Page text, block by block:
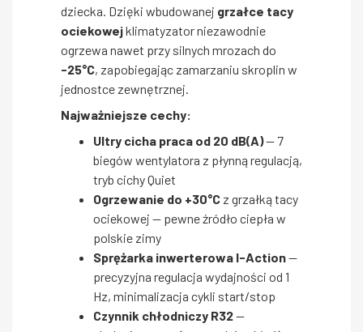
dziecka. Dzięki wbudowanej grzałce tacy
ociekowejklimatyzator niezawodnie
ogrzewa nawet przy silnych mrozach do
-25°C, zapobiegając zamarzaniu skroplin w
jednostce zewnętrznej.
Najważniejsze cechy:
Ultry cicha praca od 20 dB(A)— 7
biegów wentylatora z płynną regulacją,
tryb cichy Quiet
Ogrzewanie do +30°C z grzałką tacy
ociekowej — pewne źródło ciepła w
polskie zimy
Sprężarka inwerterowa I-Action—
precyzyjna regulacja wydajności od 1
Hz, minimalizacja cykli start/stop
Czynnik chłodniczy R32—